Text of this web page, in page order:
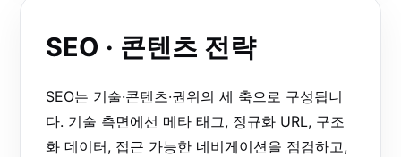
SEO · 콘텐츠 전략
SEO는 기술·콘텐츠·권위의 세 축으로 구성됩니
다. 기술 측면에선 메타 태그, 정규화 URL, 구조
화 데이터, 접근 가능한 네비게이션을 점검하고,